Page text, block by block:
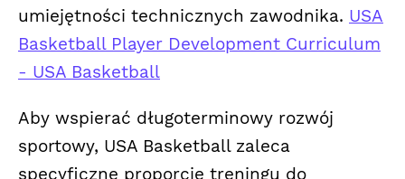
umiejętności technicznych zawodnika. USA
Basketball Player Development Curriculum
- USA Basketball
Aby wspierać długoterminowy rozwój
sportowy, USA Basketball zaleca
specyficzne proporcje treningu do